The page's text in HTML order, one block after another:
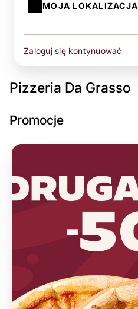
MOJA LOKALIZACJA
Zaloguj się kontynuować
Pizzeria Da Grasso
Promocje